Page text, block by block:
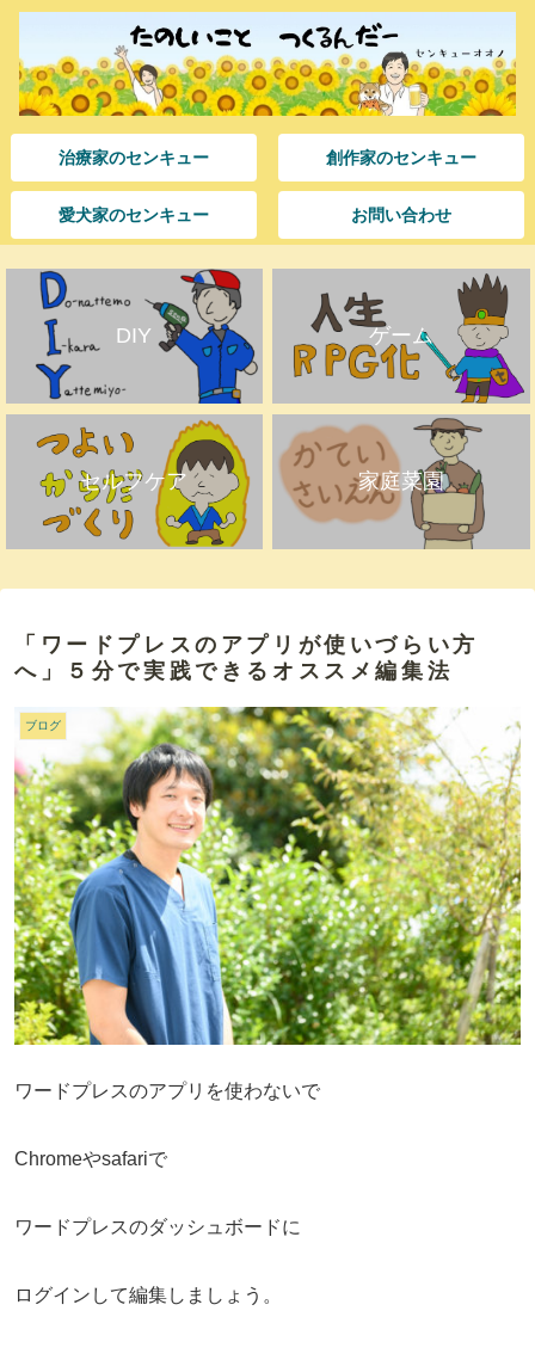
治療家のセンキュー 創作家のセンキュー
愛犬家のセンキュー お問い合わせ
DIY ゲーム
セルフケア 家庭菜園
「ワードプレスのアプリが使いづらい方
へ」５分で実践できるオススメ編集法
ブログ
ワードプレスのアプリを使わないで
Chromeやsafariで
ワードプレスのダッシュボードに
ログインして編集しましょう。